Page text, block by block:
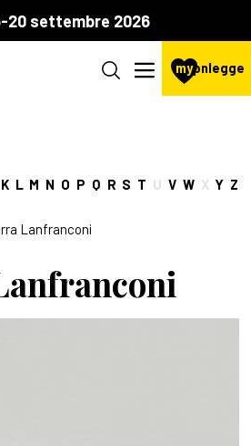
20 settembre 2026
mypnlegge
K L M N O P Q R S T U V W X Y Z
Lanfranconi